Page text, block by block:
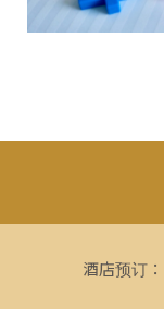
酒店预订：